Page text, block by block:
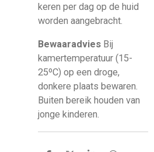
keren per dag op de huid
worden aangebracht.
Bewaaradvies Bij
kamertemperatuur (15-
25ºC) op een droge,
donkere plaats bewaren.
Buiten bereik houden van
jonge kinderen.